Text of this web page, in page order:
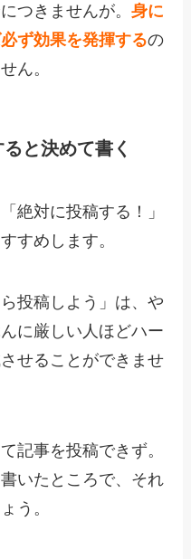
つきませんが。身に
ず効果を発揮するの
ん。
と決めて書く
絶対に投稿する！」
すめします。
投稿しよう」は、や
に厳しい人ほどハー
せることができませ
記事を投稿できず。
いたところで、それ
う。